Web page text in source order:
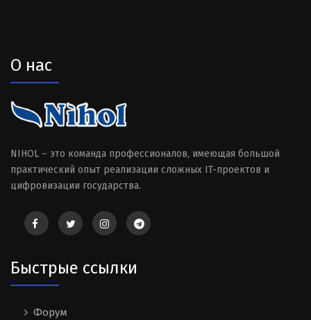
О нас
NIHOL – это команда профессионалов, имеющая большой
практический опыт реализации сложных IT-проектов и
цифровизации государства.
Быстрые ссылки
Форум